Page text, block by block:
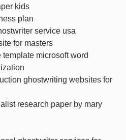
kids
plan
service usa
for masters
microsoft word
ghostwriting websites for
research paper by mary